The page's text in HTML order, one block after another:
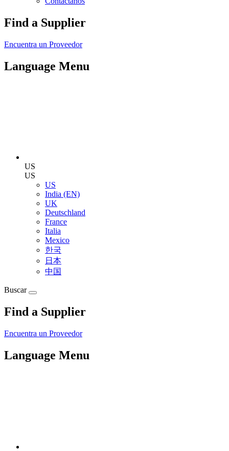
Find a Supplier
Encuentra un Proveedor
Language Menu
US
US
US
India (EN)
UK
Deutschland
France
Italia
Mexico
한국
日本
中国
Buscar
Find a Supplier
Encuentra un Proveedor
Language Menu